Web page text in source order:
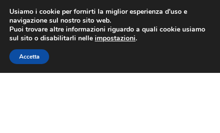
CONSEGNA da 7 EUR
Lun-Ven 9:00 - 16:00/800 580 290
Vai
alla
navigazione
Vai
al
contenuto
Usiamo i cookie per fornirti la miglior esperienza d'uso e
navigazione sul nostro sito web.
Puoi trovare altre informazioni riguardo a quali cookie usiamo
sul sito o disabilitarli nelle impostazioni.
Accetta